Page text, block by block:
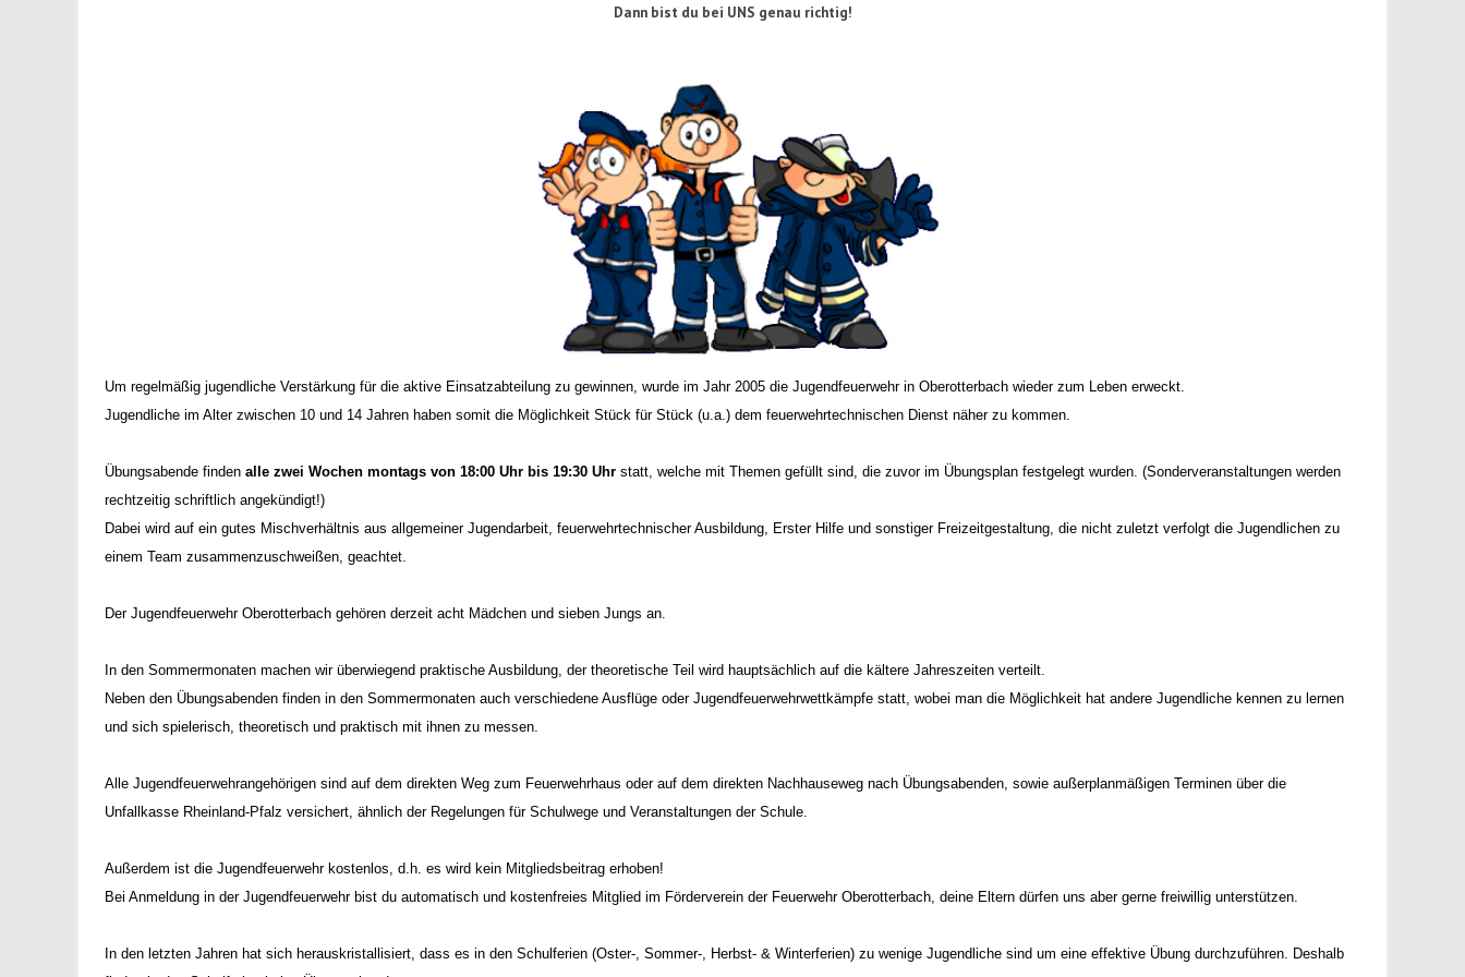
Dann bist du bei UNS genau richtig!
Um regelmäßig jugendliche Verstärkung für die aktive Einsatzabteilung zu gewinnen, wurde im Jahr 2005 die Jugendfeuerwehr in Oberotterbach wieder zum Leben erweckt.
Jugendliche im Alter zwischen 10 und 14 Jahren haben somit die Möglichkeit Stück für Stück (u.a.) dem feuerwehrtechnischen Dienst näher zu kommen.
Übungsabende finden alle zwei Wochen montags von 18:00 Uhr bis 19:30 Uhr statt, welche mit Themen gefüllt sind, die zuvor im Übungsplan festgelegt wurden. (Sonderveranstaltungen werden
rechtzeitig schriftlich angekündigt!)
Dabei wird auf ein gutes Mischverhältnis aus allgemeiner Jugendarbeit, feuerwehrtechnischer Ausbildung, Erster Hilfe und sonstiger Freizeitgestaltung, die nicht zuletzt verfolgt die Jugendlichen zu
einem Team zusammenzuschweißen, geachtet.
Der Jugendfeuerwehr Oberotterbach gehören derzeit acht Mädchen und sieben Jungs an.
In den Sommermonaten machen wir überwiegend praktische Ausbildung, der theoretische Teil wird hauptsächlich auf die kältere Jahreszeiten verteilt.
Neben den Übungsabenden finden in den Sommermonaten auch verschiedene Ausflüge oder Jugendfeuerwehrwettkämpfe statt, wobei man die Möglichkeit hat andere Jugendliche kennen zu lernen
und sich spielerisch, theoretisch und praktisch mit ihnen zu messen.
Alle Jugendfeuerwehrangehörigen sind auf dem direkten Weg zum Feuerwehrhaus oder auf dem direkten Nachhauseweg nach Übungsabenden, sowie außerplanmäßigen Terminen über die
Unfallkasse Rheinland-Pfalz versichert, ähnlich der Regelungen für Schulwege und Veranstaltungen der Schule.
Außerdem ist die Jugendfeuerwehr kostenlos, d.h. es wird kein Mitgliedsbeitrag erhoben!
Bei Anmeldung in der Jugendfeuerwehr bist du automatisch und kostenfreies Mitglied im Förderverein der Feuerwehr Oberotterbach, deine Eltern dürfen uns aber gerne freiwillig unterstützen.
In den letzten Jahren hat sich herauskristallisiert, dass es in den Schulferien (Oster-, Sommer-, Herbst- & Winterferien) zu wenige Jugendliche sind um eine effektive Übung durchzuführen. Deshalb